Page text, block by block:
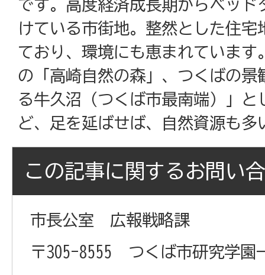
です。高度経済成長期からベッド
けている市街地。整然とした住宅
ており、環境にも恵まれています
の「高崎自然の森」、つくばの景
る牛久沼（つくば市最南端）」と
ど、足を延ばせば、自然資源も多
この記事に関するお問い
市長公室 広報戦略課
〒305-8555 つくば市研究学園